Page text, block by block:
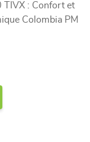
TIVX : Confort et
Colombia PM